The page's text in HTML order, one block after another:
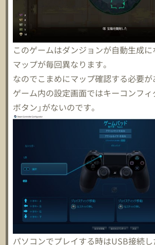
このゲームはダンジョンが自動生成に
マップが毎回異なります。
なのでこまめにマップ確認する必要
ゲーム内の設定画面ではキーコンフィ
ボタン」がないのです。
パソコンでプレイする時はUSB接続